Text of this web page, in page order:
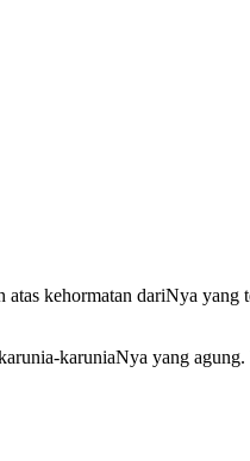
kehormatan dariNya
karuniaNya yang